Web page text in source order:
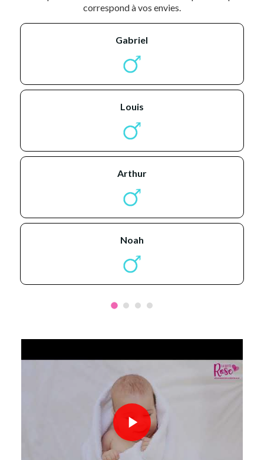
correspond à vos envies.
gabriel
louis
arthur
noah